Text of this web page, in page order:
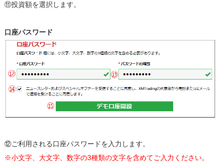
⑪投資額を選択します。
口座パスワード
⑫ご利用される口座パスワードを入力します。
※小文字、大文字、数字の3種類の文字を含めてご入力ください。